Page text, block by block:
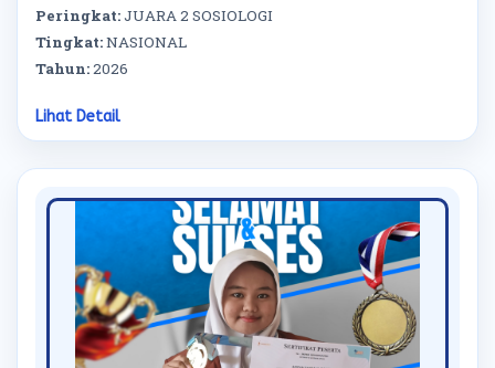
Peringkat:JUARA 2 SOSIOLOGI
Tingkat:NASIONAL
Tahun:2026
Lihat Detail